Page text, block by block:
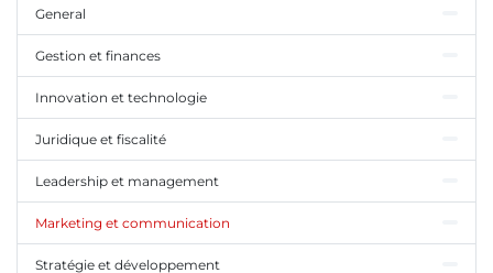
General
Gestion et finances
Innovation et technologie
Juridique et fiscalité
Leadership et management
Marketing et communication
Stratégie et développement